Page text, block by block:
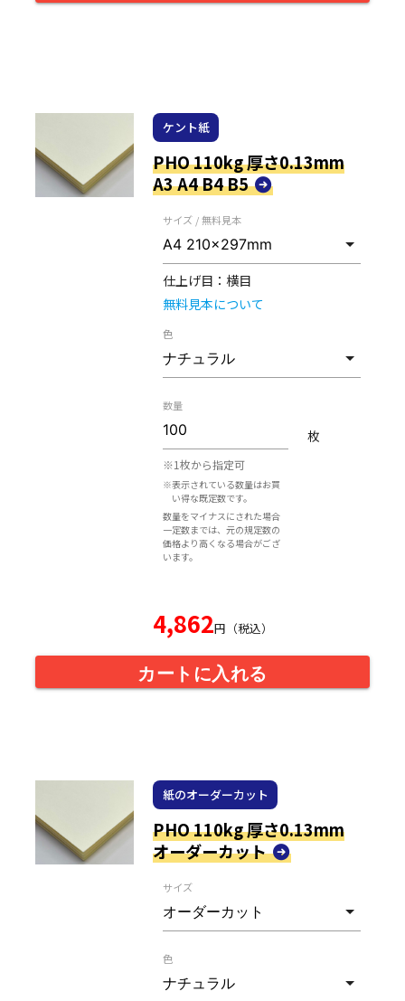
ケント紙
PHO 110kg 厚さ0.13mm
A3 A4 B4 B5
サイズ / 無料見本
仕上げ目： 横目
無料見本について
色
数量
※1枚から指定可
※表示されている数量はお買
い得な既定数です。
数量をマイナスにされた場合
一定数までは、元の規定数の
価格より高くなる場合がござ
います。
枚
4,862円（税込）
カートに入れる
紙のオーダーカット
PHO 110kg 厚さ0.13mm
オーダーカット
サイズ
色